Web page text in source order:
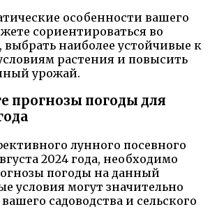
особенности вашего
сориентироваться во
выбрать наиболее устойчивые к
растения и повысить
урожай.
прогнозы погоды для
лунного посевного
2024 года, необходимо
погоды на данный
условия могут значительно
садоводства и сельского